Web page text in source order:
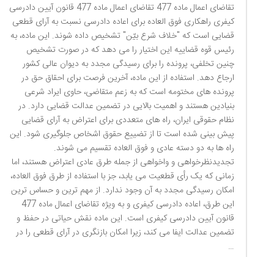
تقاضای اعمال ماده 477 تقاضای اعمال ماده 477 قانون آیین دادرسی
کیفری راهکاری فوق العاده برای اعاده دادرسی نسبت به آرای قطعی
قضایی است که "خلاف شرع بیّن" تشخیص داده شوند. این ماده، به
رئیس قوه قضاییه این اختیار را می دهد که در صورت تشخیص
چنین تخلفی، پرونده را برای رسیدگی مجدد به دیوان عالی کشور
ارجاع دهد. استفاده از این ماده، آخرین فرصت برای احقاق حق در
پرونده های مختومه است که به زعم متقاضی، حاوی ایراد شرعی
بنیادین هستند و اهمیت بالایی در تضمین عدالت قضایی دارد. در
نظام حقوقی ایران، راه های متعددی برای اعتراض به آرای قضایی
پیش بینی شده است تا از تضییع حقوق اشخاص جلوگیری شود. این
راه ها به دو دسته عادی و فوق العاده تقسیم می شوند.
تجدیدنظرخواهی و واخواهی از جمله طرق عادی اعتراض هستند، اما
زمانی که یک رأی قطعیت می یابد، جز با استفاده از طرق فوق العاده،
امکان رسیدگی مجدد به آن وجود ندارد. از مهم ترین و حساس ترین
این طرق، اعاده دادرسی کیفری و به ویژه تقاضای اعمال ماده 477
قانون آیین دادرسی کیفری است. این ماده نقش حیاتی در حفظ و
تضمین عدالت ایفا می کند، زیرا امکان بازنگری در آرای قطعی را در
…